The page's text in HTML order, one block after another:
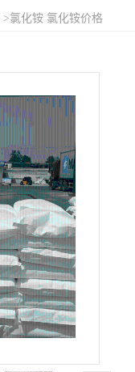
>氯化铵 氯化铵价格